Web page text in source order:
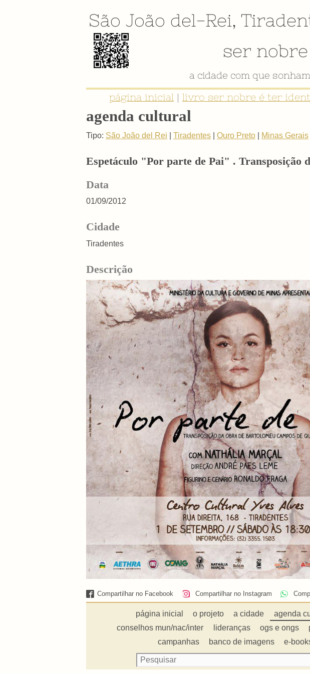
São João del-Rei,
ser
a cidade com que
página inicial | livro ser nobre é ter
agenda cultural
Tipo: São João del Rei Tiradentes Ouro Preto Minas Gerais
Espetáculo "Por parte de Pai" . Transposição
Data
01/09/2012
Cidade
Tiradentes
Descrição
Compartilhar no Facebook Compartilhar no Instagram
página inicial o projeto a cidade agenda
conselhos mun/nac/inter
lideranças ogs e ongs
campanhas
banco de imagens e-